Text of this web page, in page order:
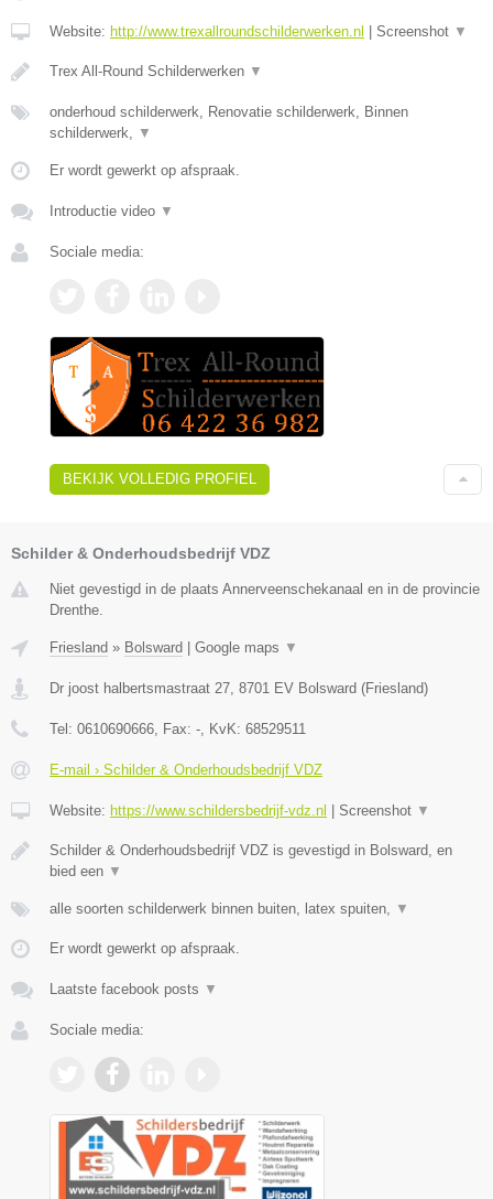
Website: http://www.trexallroundschilderwerken.nl Screenshot ▼
Trex All-Round Schilderwerken ▼
onderhoud schilderwerk, Renovatie schilderwerk, Binnen
schilderwerk,
▼
Er wordt gewerkt op afspraak.
Introductie video ▼
Sociale media:
BEKIJK VOLLEDIG PROFIEL
Schilder & Onderhoudsbedrijf VDZ
Niet gevestigd in de plaats Annerveenschekanaal en in de provincie
Drenthe.
Friesland » Bolsward Google maps ▼
Dr joost halbertsmastraat 27, 8701 EV Bolsward (Friesland)
Tel: 0610690666, Fax: -, KvK: 68529511
E-mail › Schilder & Onderhoudsbedrijf VDZ
Website: https://www.schildersbedrijf-vdz.nl Screenshot ▼
Schilder & Onderhoudsbedrijf VDZ is gevestigd in Bolsward, en
bied een ▼
alle soorten schilderwerk binnen buiten, latex spuiten, ▼
Er wordt gewerkt op afspraak.
Laatste facebook posts ▼
Sociale media: